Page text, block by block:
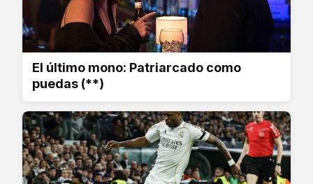
El último mono: Patriarcado como
puedas (**)